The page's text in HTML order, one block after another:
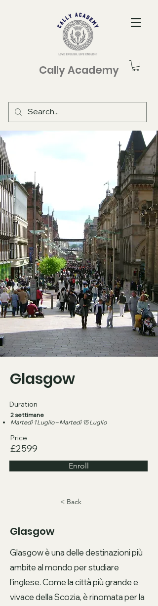
Cally Academy
< Back
Glasgow
Glasgow è una delle destinazioni più
ambite al mondo per studiare
l'inglese. Come la città più grande e
vivace della Scozia, è rinomata per la
Glasgow
Duration
2 settimane
Martedì 1 Luglio – Martedì 15 Luglio
Price
£2599
Enroll